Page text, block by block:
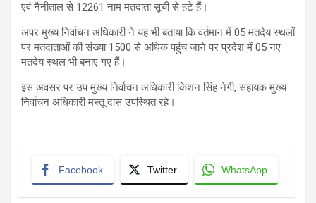
एवं नैनीताल से 12261 नाम मतदाता सूची से हटे हैं।
अपर मुख्य निर्वाचन अधिकारी ने यह भी बताया कि वर्तमान में 05 मतदेय स्थलों
पर मतदाताओं की संख्या 1500 से अधिक पहुंच जाने पर प्रदेश में 05 नए
मतदेय स्थल भी बनाए गए हैं।
इस अवसर पर उप मुख्य निर्वाचन अधिकारी किशन सिंह नेगी, सहायक मुख्य
निर्वाचन अधिकारी मस्तू दास उपस्थित रहे।
Facebook Twitter WhatsApp